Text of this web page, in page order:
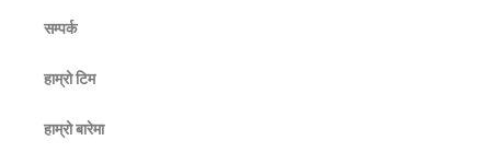
सम्पर्क
हाम्रो टिम
हाम्रो बारेमा